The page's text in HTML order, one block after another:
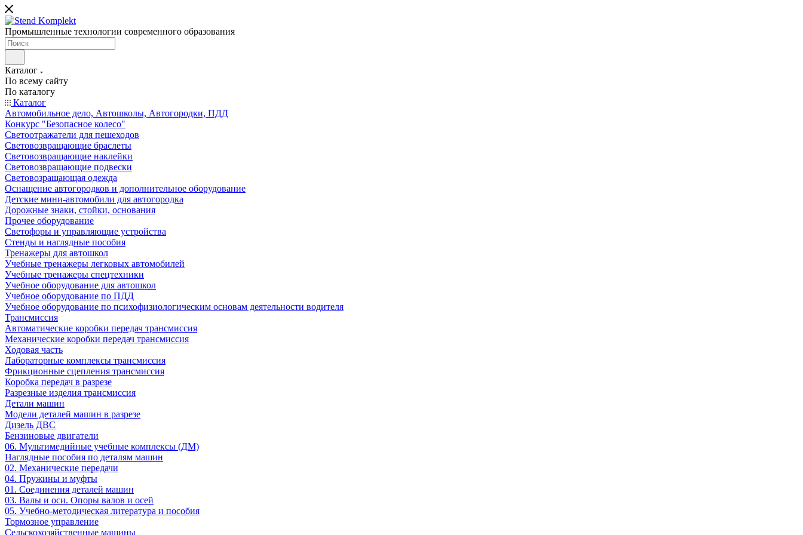
Промышленные технологии современного образования
Каталог
По всему сайту
По каталогу
Каталог
Автомобильное дело, Автошколы, Автогородки, ПДД
Конкурс "Безопасное колесо"
Светоотражатели для пешеходов
Световозвращающие браслеты
Световозвращающие наклейки
Световозвращающие подвески
Световозращающая одежда
Оснащение автогородков и дополнительное оборудование
Детские мини-автомобили для автогородка
Дорожные знаки, стойки, основания
Прочее оборудование
Светофоры и управляющие устройства
Стенды и наглядные пособия
Тренажеры для автошкол
Учебные тренажеры легковых автомобилей
Учебные тренажеры спецтехники
Учебное оборудование для автошкол
Учебное оборудование по ПДД
Учебное оборудование по психофизиологическим основам деятельности водителя
Трансмиссия
Автоматические коробки передач трансмиссия
Механические коробки передач трансмиссия
Ходовая часть
Лабораторные комплексы трансмиссия
Фрикционные сцепления трансмиссия
Коробка передач в разрезе
Разрезные изделия трансмиссия
Детали машин
Модели деталей машин в разрезе
Дизель ДВС
Бензиновые двигатели
06. Мультимедийные учебные комплексы (ДМ)
Наглядные пособия по деталям машин
02. Механические передачи
04. Пружины и муфты
01. Соединения деталей машин
03. Валы и оси. Опоры валов и осей
05. Учебно-методическая литература и пособия
Тормозное управление
Сельскохозяйственные машины